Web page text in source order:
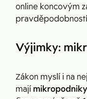
online koncovým
Výjimky:
Zákon myslí i na
mají